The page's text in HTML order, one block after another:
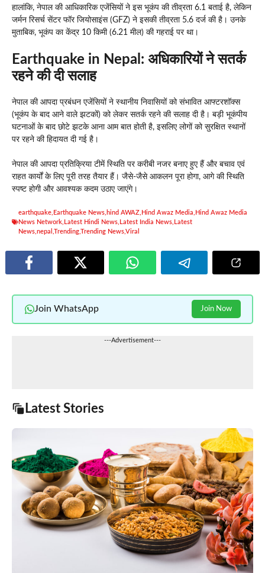
हालांकि, नेपाल की आधिकारिक एजेंसियों ने इस भूकंप की तीव्रता 6.1 बताई है, लेकिन
जर्मन रिसर्च सेंटर फॉर जियोसाइंस (GFZ) ने इसकी तीव्रता 5.6 दर्ज की है। उनके
मुताबिक, भूकंप का केंद्र 10 किमी (6.21 मील) की गहराई पर था।
Earthquake in Nepal: अधिकारियों ने सतर्क
रहने की दी सलाह
नेपाल की आपदा प्रबंधन एजेंसियों ने स्थानीय निवासियों को संभावित आफ्टरशॉक्स
(भूकंप के बाद आने वाले झटकों) को लेकर सतर्क रहने की सलाह दी है। बड़ी भूकंपीय
घटनाओं के बाद छोटे झटके आना आम बात होती है, इसलिए लोगों को सुरक्षित स्थानों
पर रहने की हिदायत दी गई है।
नेपाल की आपदा प्रतिक्रिया टीमें स्थिति पर करीबी नजर बनाए हुए हैं और बचाव एवं
राहत कार्यों के लिए पूरी तरह तैयार हैं। जैसे-जैसे आकलन पूरा होगा, आगे की स्थिति
स्पष्ट होगी और आवश्यक कदम उठाए जाएंगे।
earthquake Earthquake News hind AWAZ Hind Awaz Media Hind Awaz Media
News Network Latest Hindi News Latest India News Latest
News nepal TrendingTrending NewsViral
Join WhatsApp Join Now
---Advertisement---
Latest Stories